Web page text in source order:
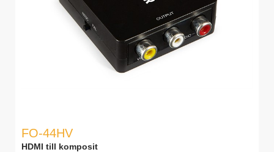
FO-44HV
HDMI till komposit